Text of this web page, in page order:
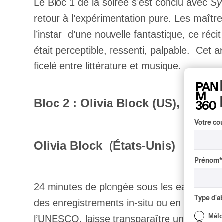
Le Bloc 1 de la soirée s’est conclu avec
retour à l’expérimentation pure. Les
l’instar d’une nouvelle fantastique, ce
était perceptible, ressenti, palpable. Cet
ficelé entre littérature et musique.
Bloc 2 : Olivia Block (US), Evan
Olivia Block (États-Unis)
24 minutes de plongée sous les eaux du
des enregistrements in-situ ou en studio
l’UNESCO, laisse transparaître une
Votre
Prénom*
Type